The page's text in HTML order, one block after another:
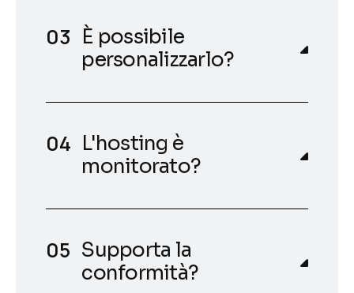
È possibile
personalizzarlo?
L'hosting è
monitorato?
Supporta la
conformità?